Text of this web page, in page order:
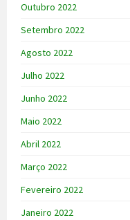
Outubro 2022
Setembro 2022
Agosto 2022
Julho 2022
Junho 2022
Maio 2022
Abril 2022
Março 2022
Fevereiro 2022
Janeiro 2022